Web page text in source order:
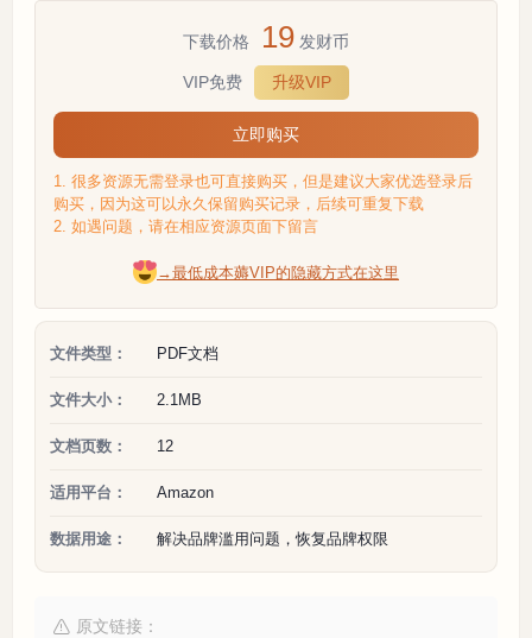
下载价格 19 发财币
VIP免费 升级VIP
立即购买
1. 很多资源无需登录也可直接购买，但是建议大家优选登录后
购买，因为这可以永久保留购买记录，后续可重复下载
2. 如遇问题，请在相应资源页面下留言
→最低成本薅VIP的隐藏方式在这里
文件类型： PDF文档
文件大小： 2.1MB
文档页数： 12
适用平台： Amazon
数据用途： 解决品牌滥用问题，恢复品牌权限
原文链接：